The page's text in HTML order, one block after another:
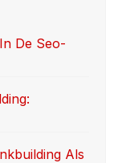
De Seo-
Als